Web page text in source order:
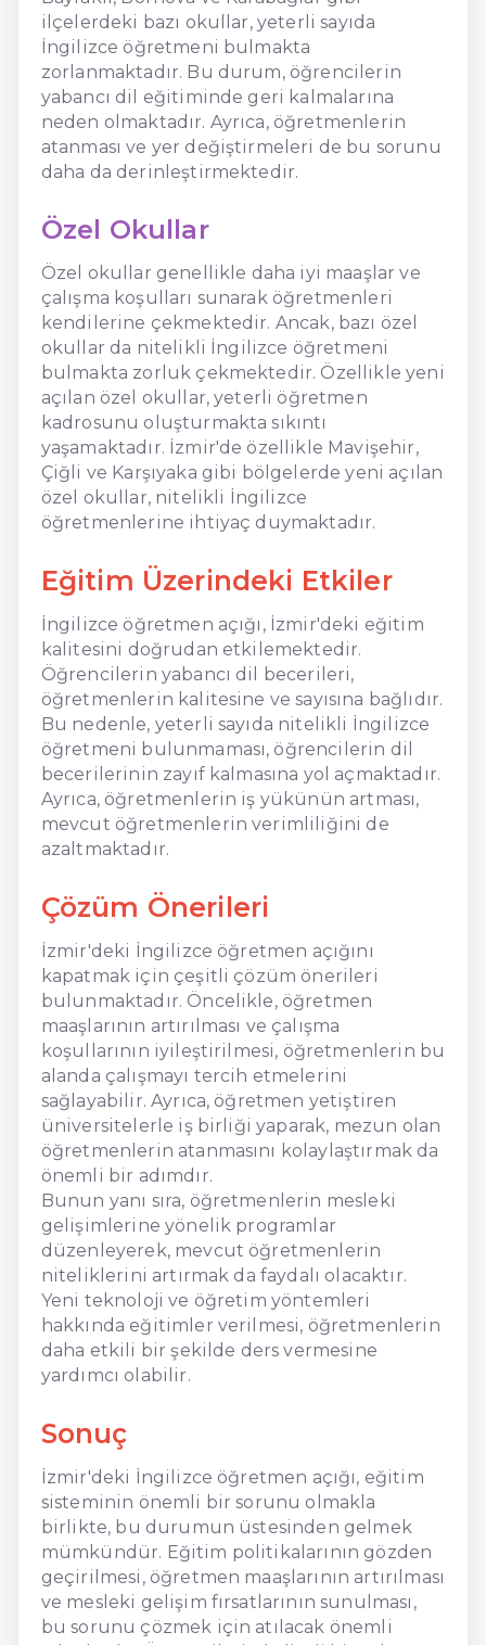
ilçelerdeki bazı okullar, yeterli sayıda
İngilizce öğretmeni bulmakta
zorlanmaktadır. Bu durum, öğrencilerin
yabancı dil eğitiminde geri kalmalarına
neden olmaktadır. Ayrıca, öğretmenlerin
atanması ve yer değiştirmeleri de bu sorunu
daha da derinleştirmektedir.
Özel Okullar
Özel okullar genellikle daha iyi maaşlar ve
çalışma koşulları sunarak öğretmenleri
kendilerine çekmektedir. Ancak, bazı özel
okullar da nitelikli İngilizce öğretmeni
bulmakta zorluk çekmektedir. Özellikle yeni
açılan özel okullar, yeterli öğretmen
kadrosunu oluşturmakta sıkıntı
yaşamaktadır. İzmir'de özellikle Mavişehir,
Çiğli ve Karşıyaka gibi bölgelerde yeni açılan
özel okullar, nitelikli İngilizce
öğretmenlerine ihtiyaç duymaktadır.
Eğitim Üzerindeki Etkiler
İngilizce öğretmen açığı, İzmir'deki eğitim
kalitesini doğrudan etkilemektedir.
Öğrencilerin yabancı dil becerileri,
öğretmenlerin kalitesine ve sayısına bağlıdır.
Bu nedenle, yeterli sayıda nitelikli İngilizce
öğretmeni bulunmaması, öğrencilerin dil
becerilerinin zayıf kalmasına yol açmaktadır.
Ayrıca, öğretmenlerin iş yükünün artması,
mevcut öğretmenlerin verimliliğini de
azaltmaktadır.
Çözüm Önerileri
İzmir'deki İngilizce öğretmen açığını
kapatmak için çeşitli çözüm önerileri
bulunmaktadır. Öncelikle, öğretmen
maaşlarının artırılması ve çalışma
koşullarının iyileştirilmesi, öğretmenlerin bu
alanda çalışmayı tercih etmelerini
sağlayabilir. Ayrıca, öğretmen yetiştiren
üniversitelerle iş birliği yaparak, mezun olan
öğretmenlerin atanmasını kolaylaştırmak da
önemli bir adımdır.
Bunun yanı sıra, öğretmenlerin mesleki
gelişimlerine yönelik programlar
düzenleyerek, mevcut öğretmenlerin
niteliklerini artırmak da faydalı olacaktır.
Yeni teknoloji ve öğretim yöntemleri
hakkında eğitimler verilmesi, öğretmenlerin
daha etkili bir şekilde ders vermesine
yardımcı olabilir.
Sonuç
İzmir'deki İngilizce öğretmen açığı, eğitim
sisteminin önemli bir sorunu olmakla
birlikte, bu durumun üstesinden gelmek
mümkündür. Eğitim politikalarının gözden
geçirilmesi, öğretmen maaşlarının artırılması
ve mesleki gelişim fırsatlarının sunulması,
bu sorunu çözmek için atılacak önemli